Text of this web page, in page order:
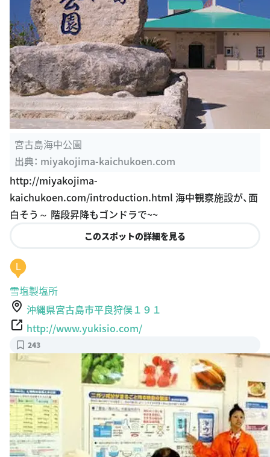
宮古島海中公園
出典： miyakojima-kaichukoen.com
http://miyakojima-
kaichukoen.com/introduction.html 海中観察施設が、面
白そう～ 階段昇降もゴンドラで~~
このスポットの詳細を見る
L
雪塩製塩所
沖縄県宮古島市平良狩俣１９１
http://www.yukisio.com/
243